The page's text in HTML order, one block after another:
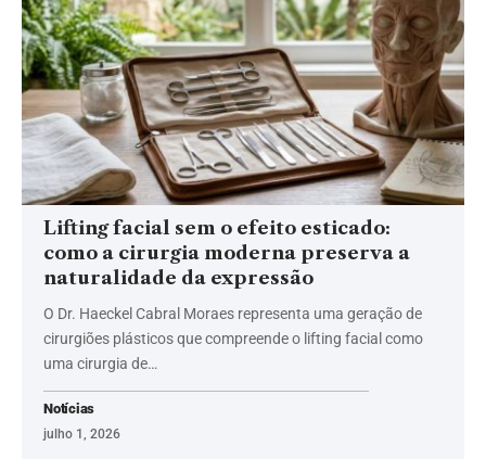
Lifting facial sem o efeito esticado:
como a cirurgia moderna preserva a
naturalidade da expressão
O Dr. Haeckel Cabral Moraes representa uma geração de
cirurgiões plásticos que compreende o lifting facial como
uma cirurgia de…
Notícias
julho 1, 2026